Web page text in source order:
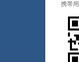
携帯